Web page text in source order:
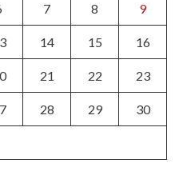
7 8 9
14 15 16
21 22 23
28 29 30